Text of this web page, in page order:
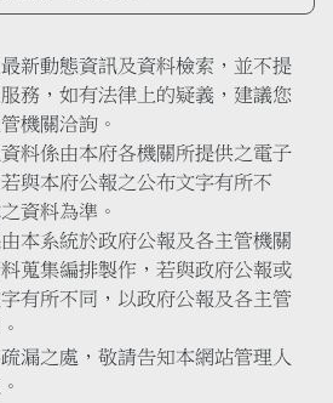
新動態資訊及資料檢索，並不提
務，如有法律上的疑義，建議您
機關洽詢。
料係由本府各機關所提供之電子
與本府公報之公布文字有所不
資料為準。
本系統於政府公報及各主管機關
蒐集編排製作，若與政府公報或
有所不同，以政府公報及各主管
漏之處，敬請告知本網站管理人